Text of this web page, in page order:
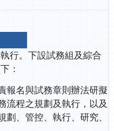
行。下設試務組及綜合
：
名與試務章則辦法研擬
流程之規劃及執行，以及
劃、管控、執行、研究、